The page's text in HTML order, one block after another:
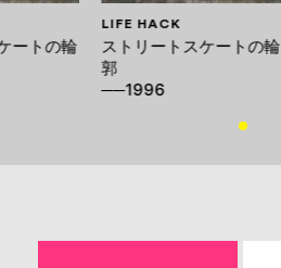
ートの輪
LIFE HACK
ストリートスケートの輪
郭
──1996